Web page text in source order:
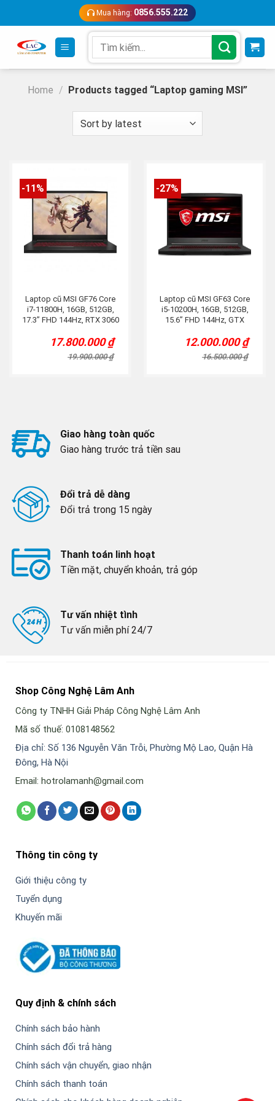
content
Mua hàng: 0856.555.222
for:
Home / Products tagged “Laptop gaming MSI”
-11%
Laptop cũ MSI GF76 Core
i7-11800H, 16GB, 512GB,
17.3” FHD 144Hz, RTX 3060
19.900.000₫
Original
price
was:
17.800.000₫
Current
price
is:
-27%
Laptop cũ MSI GF63 Core
i5-10200H, 16GB, 512GB,
15.6” FHD 144Hz, GTX
16.500.000₫
Original
price
was:
12.000.000₫
Current
price
is:
Giao hàng toàn quốc
Giao hàng trước trả tiền sau
Đổi trả dễ dàng
Đổi trả trong 15 ngày
Thanh toán linh hoạt
Tiền mặt, chuyển khoản, trả góp
Tư vấn nhiệt tình
Tư vấn miễn phí 24/7
Shop Công Nghệ Lâm Anh
Công ty TNHH Giải Pháp Công Nghệ Lâm Anh
Mã số thuế: 0108148562
Địa chỉ: Số 136 Nguyễn Văn Trỗi, Phường Mộ Lao, Quận Hà
Đông, Hà Nội
Email: hotrolamanh@gmail.com
Thông tin công ty
Giới thiệu công ty
Tuyển dụng
Khuyến mãi
Quy định & chính sách
Chính sách bảo hành
Chính sách đổi trả hàng
Chính sách vận chuyển, giao nhận
Chính sách thanh toán